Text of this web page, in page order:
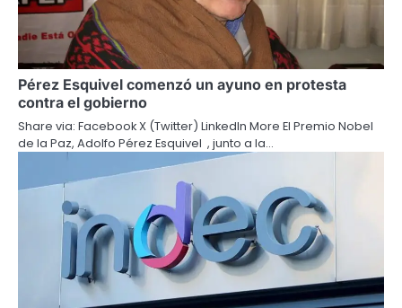
Pérez Esquivel comenzó un ayuno en protesta
contra el gobierno
Share via: Facebook X (Twitter) LinkedIn More El Premio Nobel
de la Paz, Adolfo Pérez Esquivel , junto a la…